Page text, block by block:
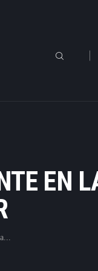
EN